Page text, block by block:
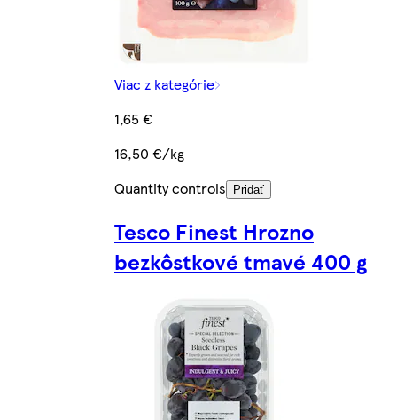
Viac z kategórie
1,65 €
16,50 €/kg
Quantity controls
Pridať
Tesco Finest Hrozno
bezkôstkové tmavé 400 g